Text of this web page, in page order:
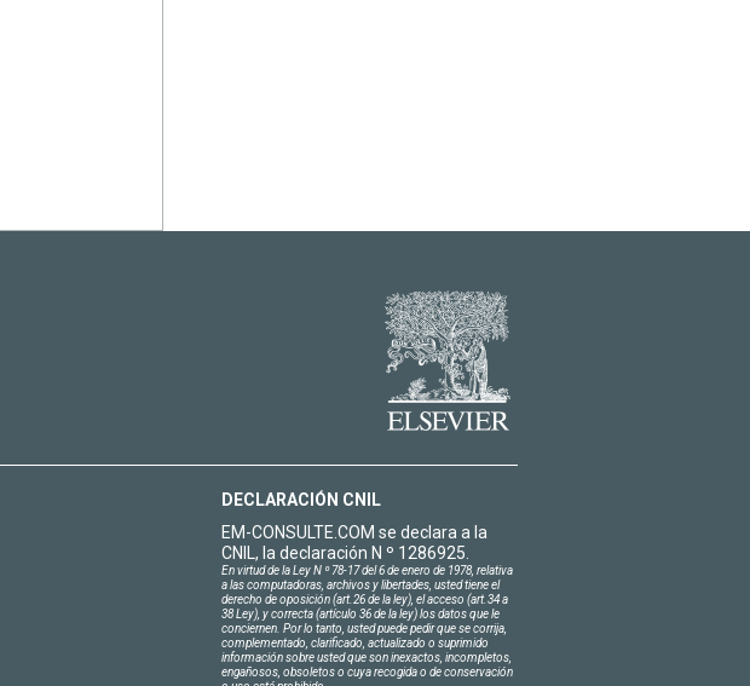
DECLARACIÓN CNIL
EM-CONSULTE.COM se declara a la
CNIL, la declaración N º 1286925.
En virtud de la Ley N º 78-17 del 6 de enero de 1978, relativa
a las computadoras, archivos y libertades, usted tiene el
derecho de oposición (art.26 de la ley), el acceso (art.34 a
38 Ley), y correcta (artículo 36 de la ley) los datos que le
conciernen. Por lo tanto, usted puede pedir que se corrija,
complementado, clarificado, actualizado o suprimido
información sobre usted que son inexactos, incompletos,
engañosos, obsoletos o cuya recogida o de conservación